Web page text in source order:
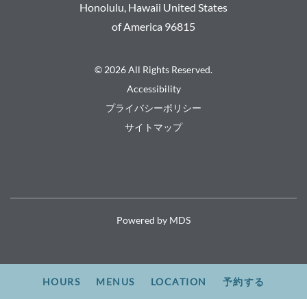
Honolulu, Hawaii United States
of America 96815
© 2026 All Rights Reserved.
Accessibility
プライバシーポリシー
サイトマップ
Powered by MDS
HOURS MENUS LOCATION 予約する